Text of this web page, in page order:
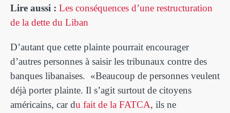
Lire aussi : Les conséquences d’une restructuration
de la dette du Liban
D’autant que cette plainte pourrait encourager
d’autres personnes à saisir les tribunaux contre des
banques libanaises. «Beaucoup de personnes veulent
déjà porter plainte. Il s’agit surtout de citoyens
américains, car du fait de la FATCA, ils ne